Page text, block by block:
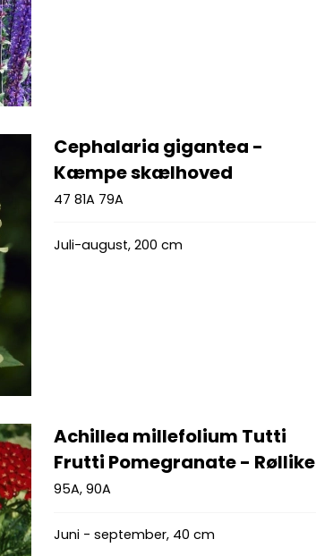
Cephalaria gigantea -
Kæmpe skælhoved
47 81A 79A
Juli-august, 200 cm
Achillea millefolium Tutti
Frutti Pomegranate - Røllike
95A, 90A
Juni - september, 40 cm